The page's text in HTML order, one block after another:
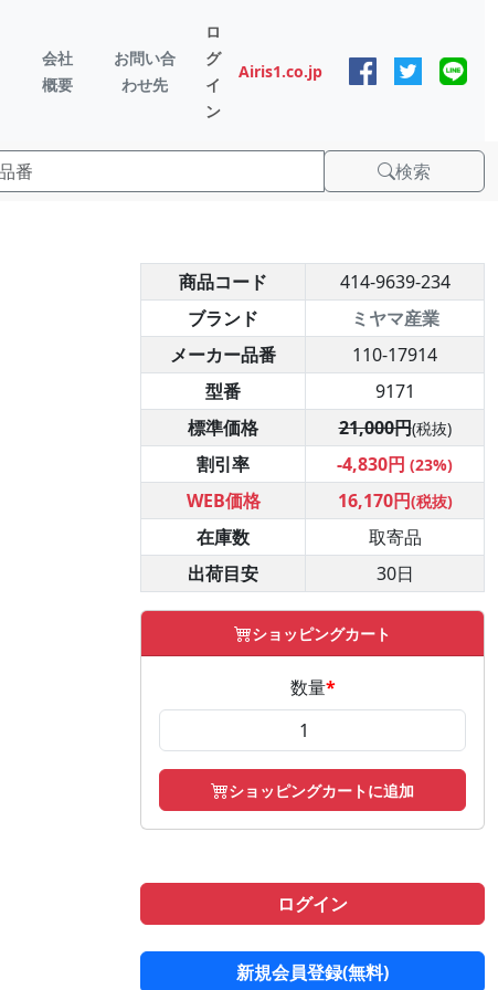
会社
概要
お問い合
わせ先
ロ
グ
イ
ン
Airis1.co.jp
検索
商品コード
414-9639-234
ブランド
ミヤマ産業
メーカー品番
110-17914
型番
9171
標準価格
21,000円(税抜)
割引率 -4,830円 (23%)
WEB価格 16,170円(税抜)
在庫数
取寄品
出荷目安
30日
ショッピングカート
数量*
ショッピングカートに追加
ログイン
新規会員登録(無料)